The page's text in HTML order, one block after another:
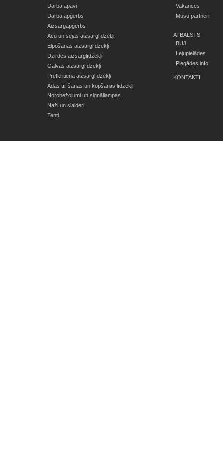
Darba apavi
Darba apģērbs
Aizsargapģērbs
Acu un sejas aizsarglīdzekļi
Elpošanas aizsarglīdzekļi
Dzirdes aizsarglīdzekļi
Galvas aizsarglīdzekļi
Pretkritiena aizsarglīdzekļi
Ādas tīrīšanas un kopšanas līdzekļi
Norobežojumi un signāllampas
Naži un slaideri
Tenti
Vakances
Mūsu partneri
ATBALSTS
BUJ
Lejupielādes
Piegādes info
KONTAKTI